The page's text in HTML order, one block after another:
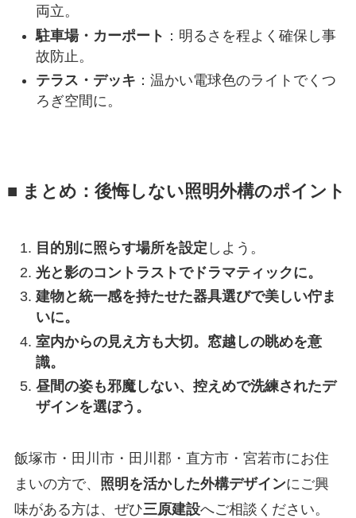
両立。
駐車場・カーポート ：明るさを程よく確保し事
故防止。
テラス・デッキ ：温かい電球色のライトでくつ
ろぎ空間に。
■ まとめ：後悔しない照明外構のポイント
目的別に照らす場所を設定 しよう。
光と影のコントラストでドラマティックに。
建物と統一感を持たせた器具選びで美しい佇ま
いに。
室内からの見え方も大切。窓越しの眺めを意
識。
昼間の姿も邪魔しない、控えめで洗練されたデ
ザインを選ぼう。
飯塚市・田川市・田川郡・直方市・宮若市にお住
まいの方で、 照明を活かした外構デザインにご興
味がある方は、ぜひ三原建設へご相談ください。